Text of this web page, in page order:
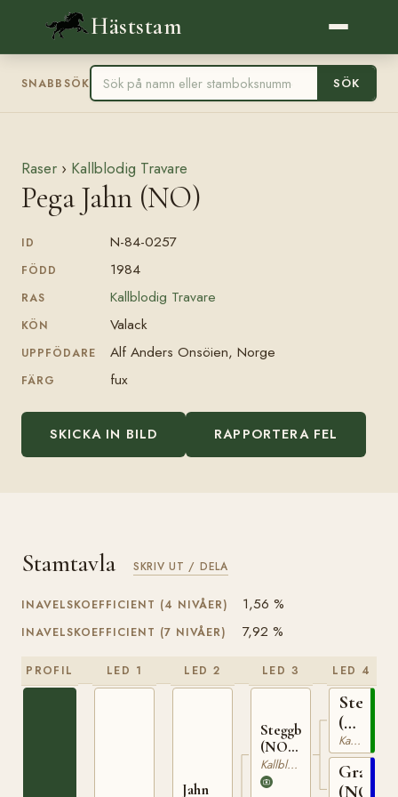
Häststam
SNABBSÖK SÖK
Raser › Kallblodig Travare
Pega Jahn (NO)
ID N-84-0257
FÖDD 1984
RAS Kallblodig Travare
KÖN Valack
UPPFÖDARE Alf Anders Onsöien, Norge
FÄRG fux
SKICKA IN BILD RAPPORTERA FEL
Stamtavla SKRIV UT / DELA
INAVELSKOEFFICIENT (4 NIVÅER) 1,56 %
INAVELSKOEFFICIENT (7 NIVÅER) 7,92 %
PROFIL LED 1 LED 2
Jahn
LED 3
Steggbest
(NO)
T-233Kallblodig Travare
LED 4
Stegg
(NO)
T-
169
Kallblodig Travare
Grasiös
(NO)